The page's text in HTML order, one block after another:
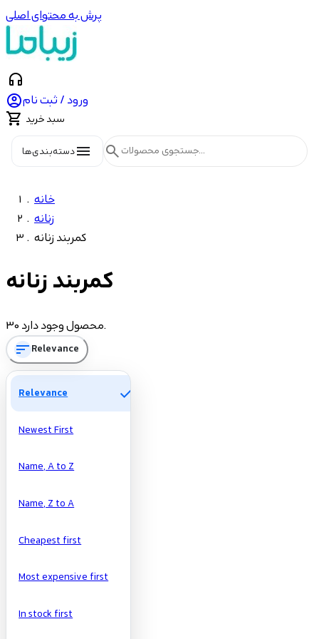
پرش به محتوای اصلی
headphones
ورود / ثبت نام
 سبد خرید
menuدسته‌بندی‌ها search
خانه
زنانه
کمربند زنانه
تومان
تومان
Manufacturers
کمربند زنانه
30 محصول وجود دارد.
sortRelevance
Relevance check
Newest First
Name, A to Z
Name, Z to A
Cheapest first
Most expensive first
In stock first